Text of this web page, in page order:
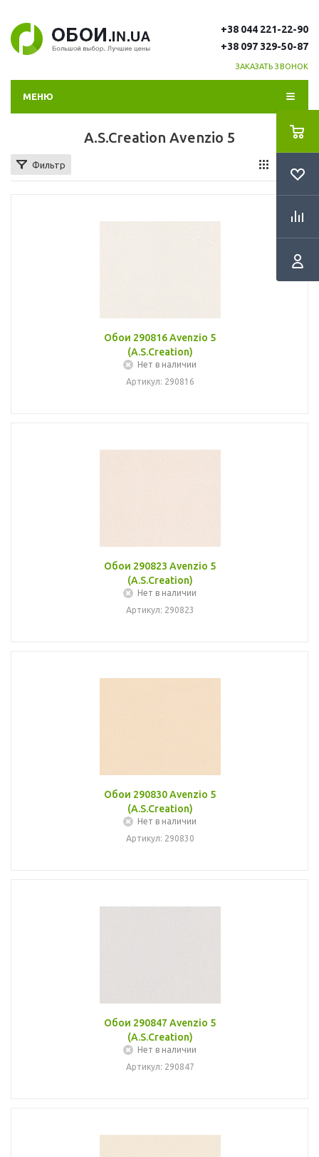
+38 044 221-22-90
+38 097 329-50-87
ЗАКАЗАТЬ ЗВОНОК
МЕНЮ
A.S.Creation Avenzio 5
Фильтр
Обои 290816 Avenzio 5
(A.S.Creation)
Нет в наличии
Артикул: 290816
Обои 290823 Avenzio 5
(A.S.Creation)
Нет в наличии
Артикул: 290823
Обои 290830 Avenzio 5
(A.S.Creation)
Нет в наличии
Артикул: 290830
Обои 290847 Avenzio 5
(A.S.Creation)
Нет в наличии
Артикул: 290847